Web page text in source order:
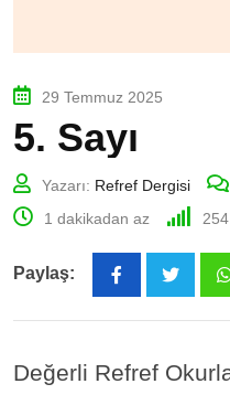
29 Temmuz 2025
5. Sayı
Yazarı: Refref Dergisi
1 dakikadan az
254
Paylaş:
Değerli Refref